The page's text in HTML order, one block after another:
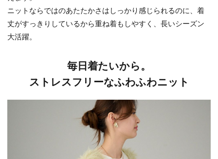
ニットならではのあたたかさはしっかり感じられるのに、着
丈がすっきりしているから重ね着もしやすく、長いシーズン
大活躍。
毎日着たいから。
ストレスフリーなふわふわニット